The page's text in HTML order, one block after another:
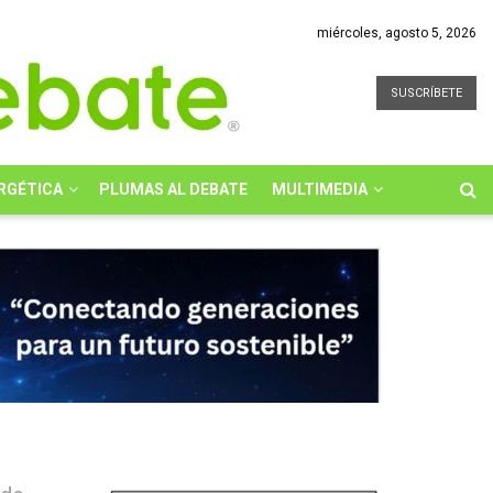
miércoles, agosto 5, 2026
SUSCRÍBETE
PLUMAS AL DEBATE MULTIMEDIA